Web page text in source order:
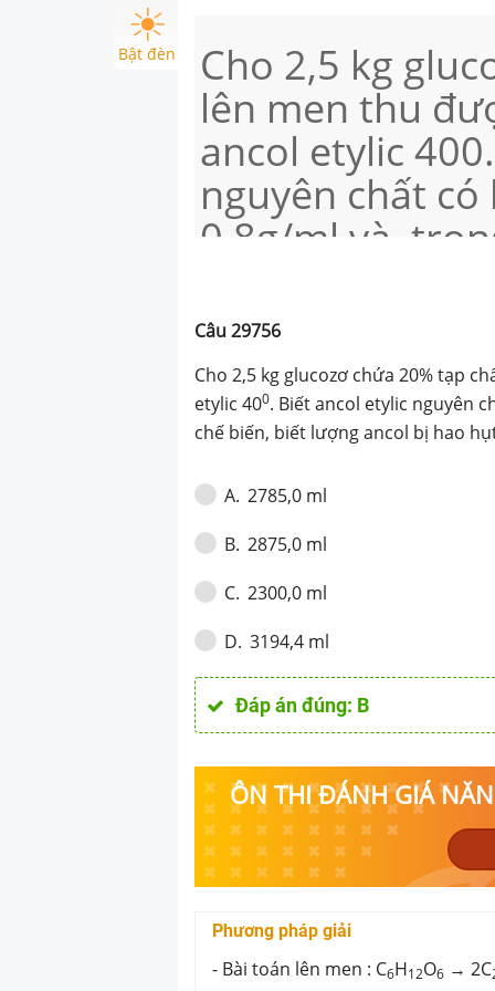
Bật đèn Cho 2,5 kg
lên men thu
ancol etylic
nguyên chất
0,8g/ml và
Giá trị của V là :
Câu29756
Cho 2,5 kg glucozơ chứa 20% tạp
etylic 400. Biết ancol etylic nguyên
chế biến, biết lượng ancol bị hao
A. 2785,0 ml
B. 2875,0 ml
C. 2300,0 ml
D. 3194,4 ml
Đáp án đúng: B
ÔN THI ĐÁNH GIÁ
Phương pháp giải
- Bài toán lên men : C6H12O6 → 2C